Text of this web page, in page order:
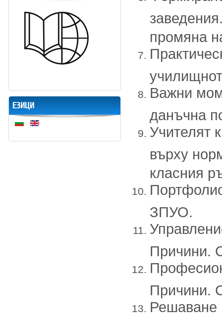
промяна
Важни
данъчна
Учителят
върху
класния
ЗПУО.
Причини.
Причини.
Решаване
ЕЗИЦИ